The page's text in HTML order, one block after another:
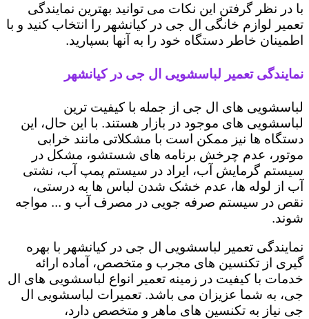
با در نظر گرفتن این نکات می توانید بهترین نمایندگی
تعمیر لوازم خانگی ال جی در کیانشهر را انتخاب کنید و با
اطمینان خاطر دستگاه خود را به آنها بسپارید.
نمایندگی تعمیر لباسشویی ال جی در کیانشهر
لباسشویی های ال جی از جمله با کیفیت ترین
لباسشویی های موجود در بازار هستند. با این حال، این
دستگاه ها نیز ممکن است با مشکلاتی مانند خرابی
موتور، عدم چرخش برنامه های شستشو، مشکل در
سیستم گرمایش آب، ایراد در سیستم پمپ آب، نشتی
آب از لوله ها، عدم خشک شدن لباس ها به درستی،
نقص در سیستم صرفه جویی در مصرف آب و ... مواجه
شوند.
نمایندگی تعمیر لباسشویی ال جی در کیانشهر با بهره
گیری از تکنسین های مجرب و متخصص، آماده ارائه
خدمات با کیفیت در زمینه تعمیر انواع لباسشویی های ال
جی، به شما عزیزان می باشد. تعمیرات لباسشویی ال
جی نیاز به تکنسین های ماهر و متخصص دارد،